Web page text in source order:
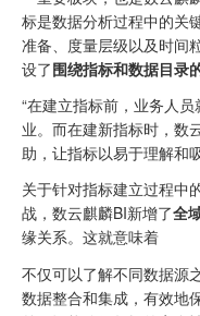
标是数据分析过程中的关
准备、度量层级以及时间
设了围绕指标和数据目录
“在建立指标前，业务人
业。而在建新指标时，数
助，让指标以易于理解和
关于针对指标建立过程中
战，数云麒麟BI新增了全
缘关系。这就意味着
不仅可以了解不同数据源
数据整合和集成，有效地